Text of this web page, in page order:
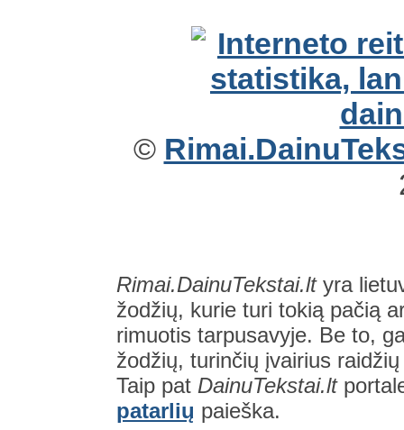
©
Rimai.DainuTekstai.ltyra
žodžių, kurie turi tokią pačią
rimuotis tarpusavyje. Be to,
žodžių, turinčių įvairius
Taip pat DainuTekstai.lt
patarlių paieška.